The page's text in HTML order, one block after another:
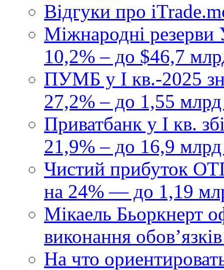
Відгуки про
Міжнародні резерви
10,2% – до $46,7
ПУМБ у I кв.-2025
27,2% – до 1,55
Приватбанк у І кв.
21,9% – до 16,9
Чистий прибуток
на 24% — до 1,19
Мікаель Бьоркнерт
виконання
На что